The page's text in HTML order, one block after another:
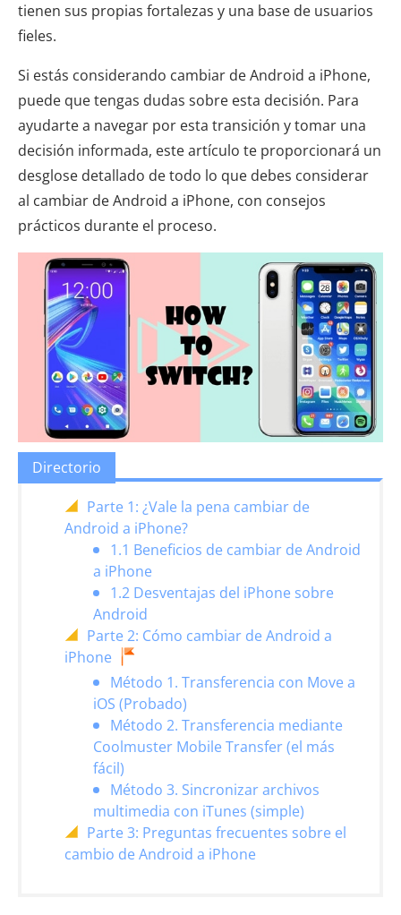
tienen sus propias fortalezas y una base de usuarios
fieles.
Si estás considerando cambiar de Android a iPhone,
puede que tengas dudas sobre esta decisión. Para
ayudarte a navegar por esta transición y tomar una
decisión informada, este artículo te proporcionará un
desglose detallado de todo lo que debes considerar
al cambiar de Android a iPhone, con consejos
prácticos durante el proceso.
Directorio
Parte 1: ¿Vale la pena cambiar de
Android a iPhone?
1.1 Beneficios de cambiar de Android
a iPhone
1.2 Desventajas del iPhone sobre
Android
Parte 2: Cómo cambiar de Android a
iPhone
Método 1. Transferencia con Move a
iOS (Probado)
Método 2. Transferencia mediante
Coolmuster Mobile Transfer (el más
fácil)
Método 3. Sincronizar archivos
multimedia con iTunes (simple)
Parte 3: Preguntas frecuentes sobre el
cambio de Android a iPhone